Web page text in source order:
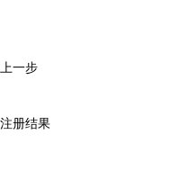
上一步
注册结果